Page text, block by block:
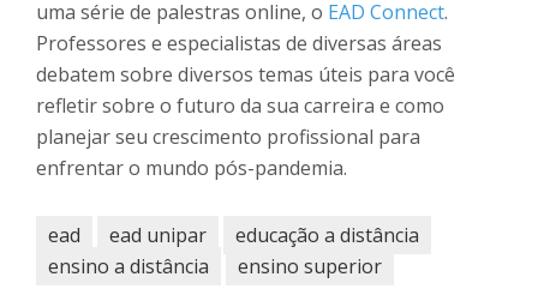
uma série de palestras online, o EAD Connect.
Professores e especialistas de diversas áreas
debatem sobre diversos temas úteis para você
refletir sobre o futuro da sua carreira e como
planejar seu crescimento profissional para
enfrentar o mundo pós-pandemia.
ead ead unipar
educação a distância
ensino a distância
ensino superior